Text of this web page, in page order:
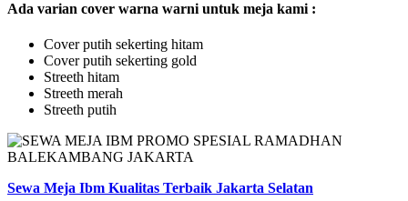
Ada varian cover warna warni untuk meja kami :
Cover putih sekerting hitam
Cover putih sekerting gold
Streeth hitam
Streeth merah
Streeth putih
Sewa Meja Ibm Kualitas Terbaik Jakarta Selatan